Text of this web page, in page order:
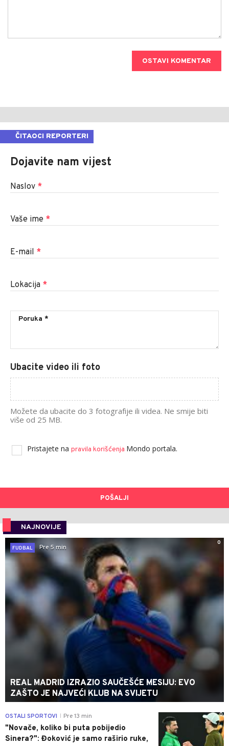
OSTAVI KOMENTAR
ČITAOCI REPORTERI
Dojavite nam vijest
Naslov *
Vaše ime *
E-mail *
Lokacija *
Ubacite video ili foto
Možete da ubacite do 3 fotografije ili videa. Ne smije biti
više od 25 MB.
Pristajete na pravila korišćenja Mondo portala.
POŠALJI
NAJNOVIJE
0
FUDBAL
Pre 5 min
REAL MADRID IZRAZIO SAUČEŠĆE MESIJU: EVO
ZAŠTO JE NAJVEĆI KLUB NA SVIJETU
0
OSTALI SPORTOVI Pre 13 min
"Novače, koliko bi puta pobijedio
Sinera?": Đoković je samo raširio ruke,